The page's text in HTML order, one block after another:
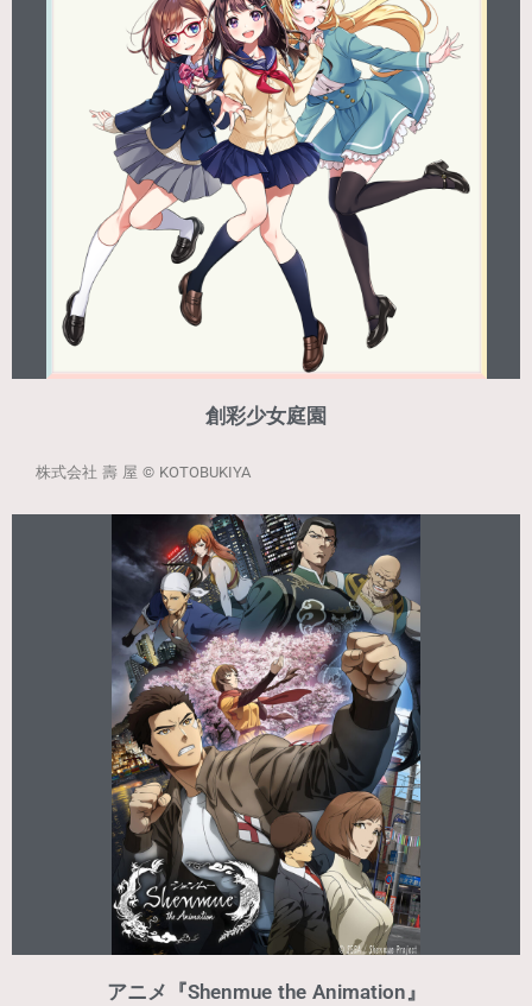
創彩少女庭園
株式会社 壽 屋 © KOTOBUKIYA
アニメ『Shenmue the Animation』